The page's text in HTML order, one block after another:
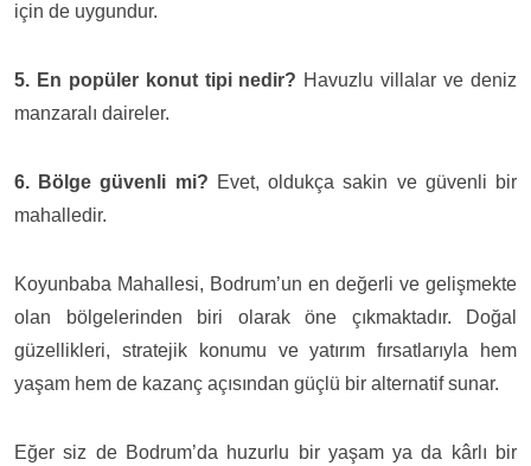
için de uygundur.
5. En popüler konut tipi nedir? Havuzlu villalar ve deniz
manzaralı daireler.
6. Bölge güvenli mi? Evet, oldukça sakin ve güvenli bir
mahalledir.
Koyunbaba Mahallesi, Bodrum’un en değerli ve gelişmekte
olan bölgelerinden biri olarak öne çıkmaktadır. Doğal
güzellikleri, stratejik konumu ve yatırım fırsatlarıyla hem
yaşam hem de kazanç açısından güçlü bir alternatif sunar.
Eğer siz de Bodrum’da huzurlu bir yaşam ya da kârlı bir